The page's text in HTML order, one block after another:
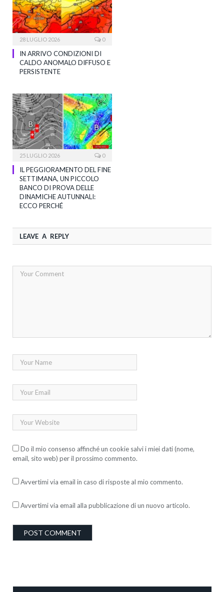
28 LUGLIO 2026 0
IN ARRIVO CONDIZIONI DI
CALDO ANOMALO DIFFUSO E
PERSISTENTE
25 LUGLIO 2026 0
IL PEGGIORAMENTO DEL FINE
SETTIMANA, UN PICCOLO
BANCO DI PROVA DELLE
DINAMICHE AUTUNNALI:
ECCO PERCHÉ
LEAVE A REPLY
Do il mio consenso affinché un cookie salvi i miei dati (nome,
email, sito web) per il prossimo commento.
Avvertimi via email in caso di risposte al mio commento.
Avvertimi via email alla pubblicazione di un nuovo articolo.